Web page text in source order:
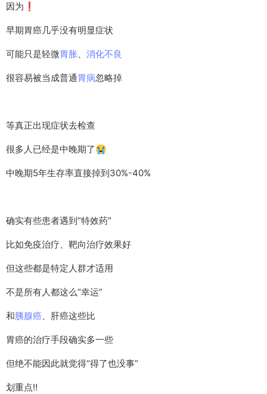
因为❗️
早期胃癌几乎没有明显症状
可能只是轻微胃胀、 消化不良
很容易被当成普通 胃病忽略掉
等真正出现症状去检查
很多人已经是中晚期了😭
中晚期5年生存率直接掉到30%-40%
确实有些患者遇到“特效药”
比如免疫治疗、靶向治疗效果好
但这些都是特定人群才适用
不是所有人都这么“幸运”
和胰腺癌、肝癌这些比
胃癌的治疗手段确实多一些
但绝不能因此就觉得“得了也没事”
划重点‼️